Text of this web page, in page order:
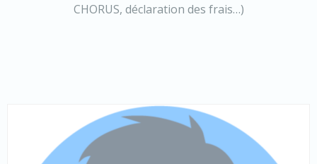
CHORUS, déclaration des frais…)